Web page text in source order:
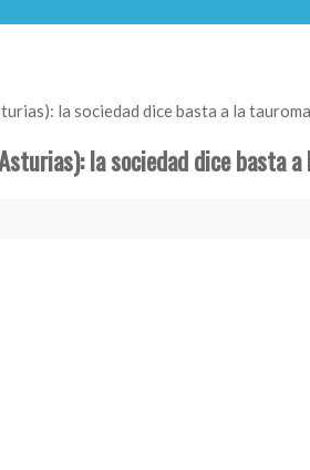
la sociedad dice basta a la
la sociedad dice basta